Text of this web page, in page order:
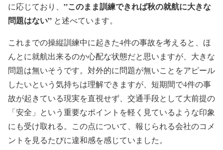
に応じており、 ”このまま訓練できれば秋の就航に大きな
問題はない” と述べています。
これまでの操縦訓練中に起きた4件の事故を考えると、ほ
んとに就航出来るのか心配な状態だと思いますが、大きな
問題は無いそうです。対外的に問題が無いことをアピール
したいという気持ちは理解できますが、短期間で4件の事
故が起きている現実を直視せず、交通手段として大前提の
「安全」という重要なポイントを軽く見ているような印象
にも受け取れる。この点について、報じられる会社のコメ
ントを見るたびに違和感を感じていました。